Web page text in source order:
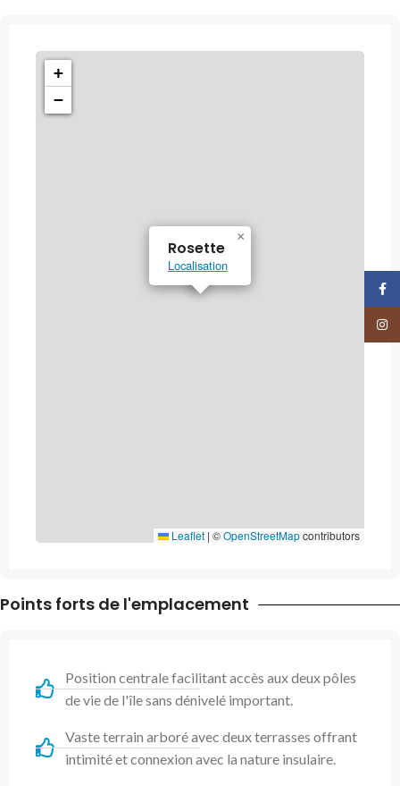
Rosette
Localisation
×
+
−
Leaflet | ©OpenStreetMapcontributors
Points forts de l'emplacement
Position centrale facilitant accès aux deux pôles
de vie de l'île sans dénivelé important.
Vaste terrain arboré avec deux terrasses offrant
intimité et connexion avec la nature insulaire.